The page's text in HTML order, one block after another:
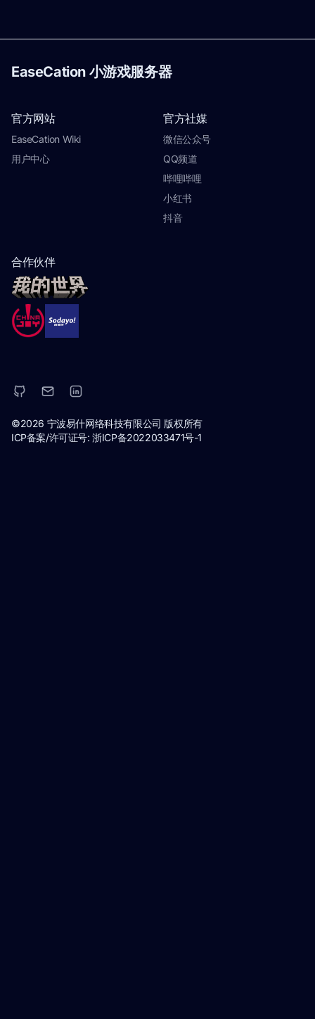
EaseCation 小游戏服务器
官方网站
EaseCation Wiki
用户中心
官方社媒
微信公众号
QQ频道
哔哩哔哩
小红书
抖音
合作伙伴
©2026 宁波易什网络科技有限公司 版权所有
ICP备案/许可证号:浙ICP备2022033471号-1